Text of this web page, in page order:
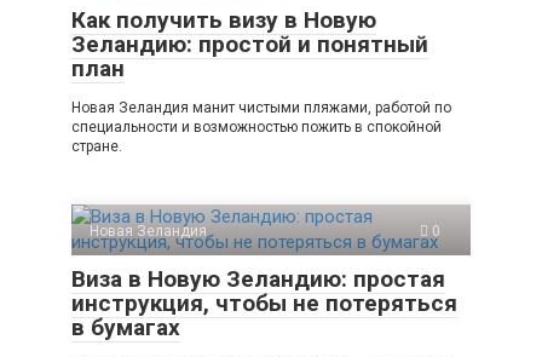
Как получить визу в Новую
Зеландию: простой и понятный
план
Новая Зеландия манит чистыми пляжами, работой по
специальности и возможностью пожить в спокойной
стране.
Новая Зеландия 0
Виза в Новую Зеландию: простая
инструкция, чтобы не потеряться
в бумагах